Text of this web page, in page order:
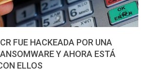
FUE HACKEADA POR UNA
Y AHORA ESTÁ
ELLOS